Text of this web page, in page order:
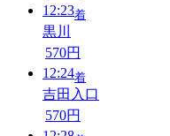
12:23着
黒川
570円
12:24着
吉田入口
570円